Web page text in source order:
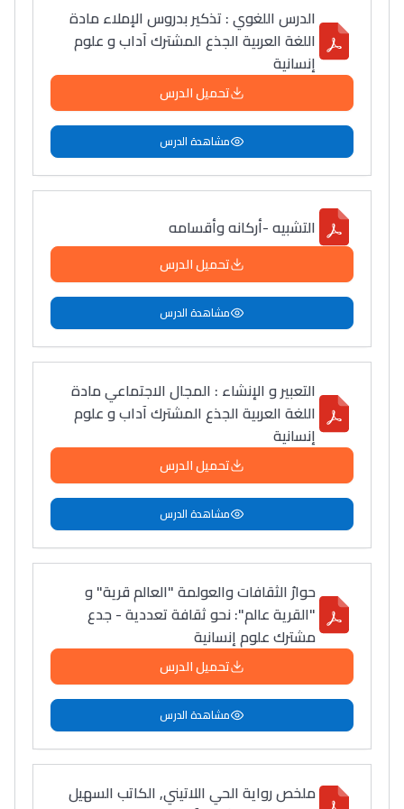
الدرس اللغوي : تذكير بدروس الإملاء مادة
اللغة العربية الجذع المشترك آداب و علوم
إنسانية
تحميل الدرس
مشاهدة الدرس
التشبيه -أركانه وأقسامه
تحميل الدرس
مشاهدة الدرس
التعبير و الإنشاء : المجال الاجتماعي مادة
اللغة العربية الجذع المشترك آداب و علوم
إنسانية
تحميل الدرس
مشاهدة الدرس
حوارُ الثقافات والعولمة "العالم قرية" و
"القرية عالم": نحو ثقافة تعددية - جدع
مشترك علوم إنسانية
تحميل الدرس
مشاهدة الدرس
ملخص رواية الحي اللاتيني, الكاتب السهيل